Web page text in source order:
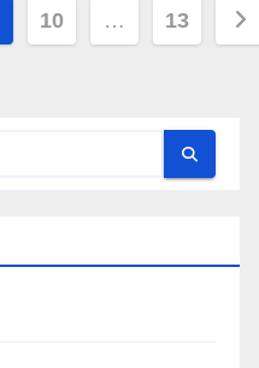
10 … 13